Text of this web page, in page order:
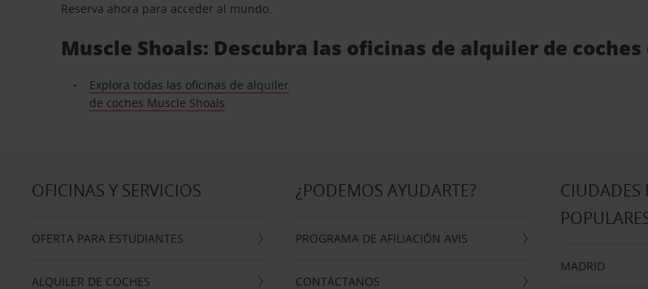
Reserva ahora para acceder al mundo.
Muscle Shoals: Descubra las oficinas de alquiler de
Explora todas las oficinas de alquiler
de coches Muscle Shoals
OFICINAS Y SERVICIOS
OFERTA PARA ESTUDIANTES
ALQUILER DE COCHES
¿PODEMOS AYUDARTE?
PROGRAMA DE AFILIACIÓN AVIS
CONTÁCTANOS
CIUDADES
MADRID